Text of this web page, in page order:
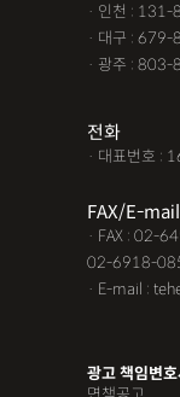
· 인천 :
· 대구 :
· 광주 :
전화
· 대표번호 :
FAX/E-mail
· FAX : 02-
02-6918-
· E-mail :
광고 책임변